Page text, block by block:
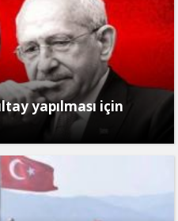
yapılması için